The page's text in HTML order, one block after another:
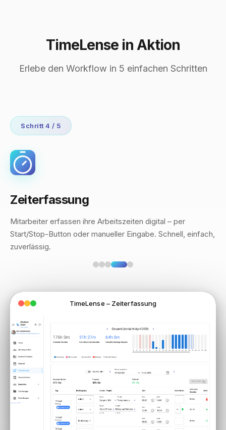
TimeLense in Aktion
Erlebe den Workflow in 5 einfachen Schritten
Schritt 4 / 5
Zeiterfassung
Mitarbeiter erfassen ihre Arbeitszeiten digital – per
Start/Stop-Button oder manueller Eingabe. Schnell, einfach,
zuverlässig.
TimeLense – Kunden & Projekte
TimeLense – Projektdetails
TimeLense – Mitarbeiter
TimeLense – Zeiterfassung
TimeLense – Supervisor Auswertung